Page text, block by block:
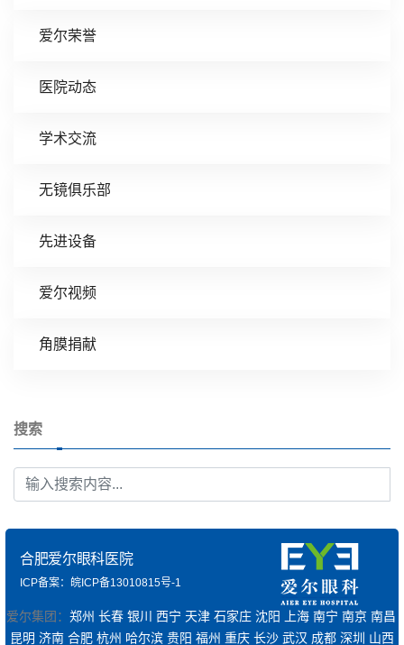
爱尔荣誉
医院动态
学术交流
无镜俱乐部
先进设备
爱尔视频
角膜捐献
搜索
合肥爱尔眼科医院
ICP备案：皖ICP备13010815号-1
爱尔集团： 郑州 长春 银川 西宁 天津 石家庄 沈阳 上海 南宁 南京 南昌
昆明 济南 合肥 杭州 哈尔滨 贵阳 福州 重庆 长沙 武汉 成都 深圳 山西